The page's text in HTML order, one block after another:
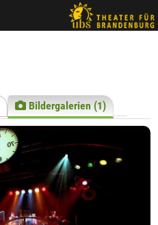
Bildergalerien (1)